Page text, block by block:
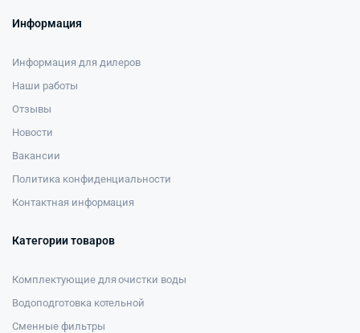
Информация
Информация для дилеров
Наши работы
Отзывы
Новости
Вакансии
Политика конфиденциальности
Контактная информация
Категории товаров
Комплектующие для очистки воды
Водоподготовка котельной
Сменные фильтры